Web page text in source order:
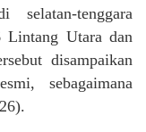
tenggara
Lintang Utara dan
disampaikan
sebagaimana